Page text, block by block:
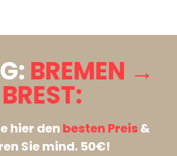
BREMEN →
BREST:
hier den besten Preis&
Sie mind. 50€!